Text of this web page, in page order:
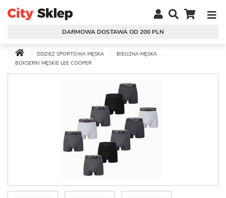
DARMOWA DOSTAWA OD 200 PLN
ODZIEŻ SPORTOWA MĘSKA
BIELIZNA MĘSKA
BOKSERKI MĘSKIE LEE COOPER